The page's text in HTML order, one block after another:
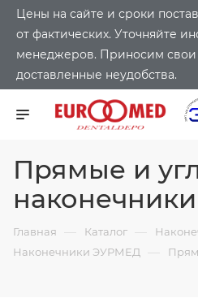
Цены на сайте и сроки
от фактических. Уточняйте
менеджеров. Приносим свои
доставленные неудобства.
Прямые и
наконечники
Главная — Каталог —
Наконечники ЭУРМЕД —